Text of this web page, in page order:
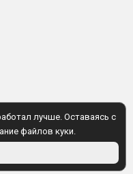
лучше. Оставаясь с
файлов куки.